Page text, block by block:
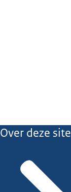
Over deze site